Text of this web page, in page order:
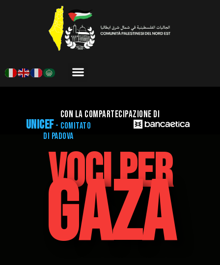
Con la compartecipazione di
UNICEF - comitato
di Padova
VOCI PER
GAZA